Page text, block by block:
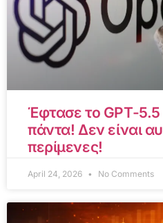
Έφτασε το GPT-5.5
πάντα! Δεν είναι
περίμενες!
April 24, 2026 No Comments